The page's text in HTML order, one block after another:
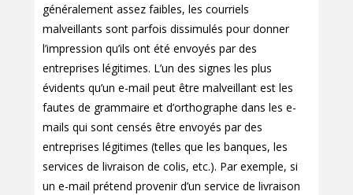
généralement assez faibles, les courriels
malveillants sont parfois dissimulés pour donner
l’impression qu’ils ont été envoyés par des
entreprises légitimes. L’un des signes les plus
évidents qu’un e-mail peut être malveillant est les
fautes de grammaire et d’orthographe dans les e-
mails qui sont censés être envoyés par des
entreprises légitimes (telles que les banques, les
services de livraison de colis, etc.). Par exemple, si
un e-mail prétend provenir d’un service de livraison